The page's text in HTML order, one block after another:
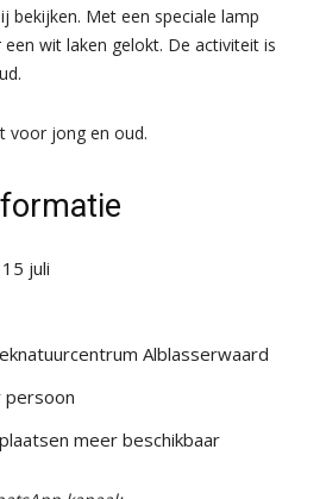
bekijken. Met een speciale lamp
wit laken gelokt. De activiteit is
voor jong en oud.
juli
Alblasserwaard
persoon
meer beschikbaar